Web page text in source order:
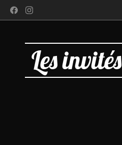
Les invités